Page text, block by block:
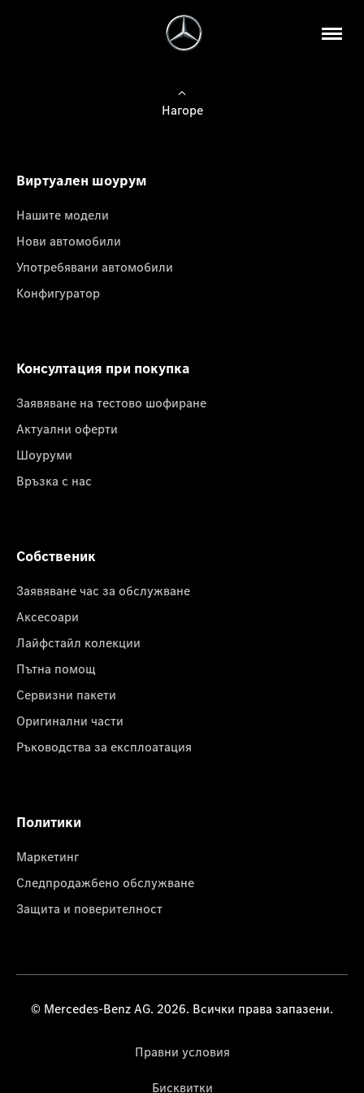
Нагоре
Виртуален шоурум
Нашите модели
Нови автомобили
Употребявани автомобили
Конфигуратор
Консултация при покупка
Заявяване на тестово шофиране
Актуални оферти
Шоуруми
Връзка с нас
Собственик
Заявяване час за обслужване
Аксесоари
Лайфстайл колекции
Пътна помощ
Сервизни пакети
Оригинални части
Ръководства за експлоатация
Политики
Маркетинг
Следпродажбено обслужване
Защита и поверителност
© Mercedes-Benz AG. 2026. Всички права запазени.
Правни условия
Бисквитки